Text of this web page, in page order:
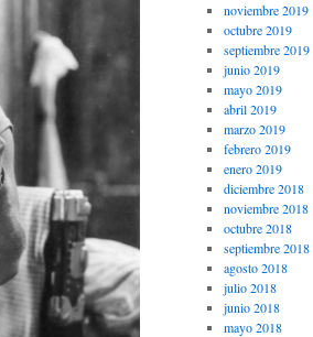
noviembre 2019
octubre 2019
septiembre 2019
junio 2019
mayo 2019
abril 2019
marzo 2019
febrero 2019
enero 2019
diciembre 2018
noviembre 2018
octubre 2018
septiembre 2018
agosto 2018
julio 2018
junio 2018
mayo 2018